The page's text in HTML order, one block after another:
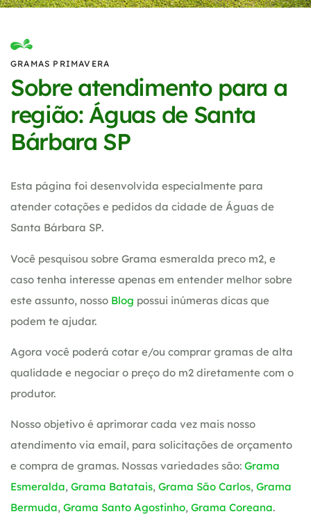
GRAMAS PRIMAVERA
Sobre atendimento para a
região: Águas de Santa
Bárbara SP
Esta página foi desenvolvida especialmente para
atender cotações e pedidos da cidade de Águas de
Santa Bárbara SP.
Você pesquisou sobre Grama esmeralda preco m2, e
caso tenha interesse apenas em entender melhor sobre
este assunto, nosso Blog possui inúmeras dicas que
podem te ajudar.
Agora você poderá cotar e/ou comprar gramas de alta
qualidade e negociar o preço do m2 diretamente com o
produtor.
Nosso objetivo é aprimorar cada vez mais nosso
atendimento via email, para solicitações de orçamento
e compra de gramas. Nossas variedades são: Grama
Esmeralda, Grama Batatais, Grama São Carlos, Grama
Bermuda, Grama Santo Agostinho, Grama Coreana.